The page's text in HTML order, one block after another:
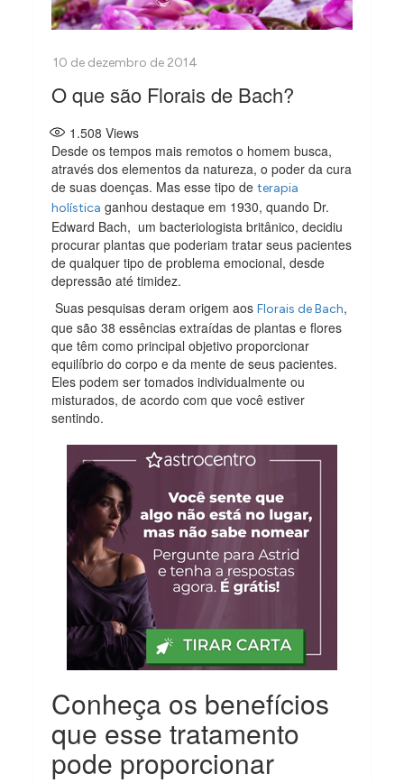
O que são Florais de Bach?
1.508 Views
Desde os tempos mais remotos o homem busca,
através dos elementos da natureza, o poder da cura
de suas doenças. Mas esse tipo deterapia
holística ganhou destaque em 1930, quando Dr.
Edward Bach, um bacteriologista britânico, decidiu
procurar plantas que poderiam tratar seus pacientes
de qualquer tipo de problema emocional, desde
depressão até timidez.
Suas pesquisas deram origem aosFlorais de Bach,
que são 38 essências extraídas de plantas e flores
que têm como principal objetivo proporcionar
equilíbrio do corpo e da mente de seus pacientes.
Eles podem ser tomados individualmente ou
misturados, de acordo com que você estiver
sentindo.
Conheça os benefícios
que esse tratamento
pode proporcionar